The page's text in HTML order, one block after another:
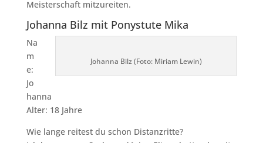
Meisterschaft mitzureiten.
Johanna Bilz mit Ponystute Mika
Johanna Bilz (Foto: Miriam Lewin)
Na
m
e:
Jo
hanna
Alter: 18 Jahre
Wie lange reitest du schon Distanzritte?